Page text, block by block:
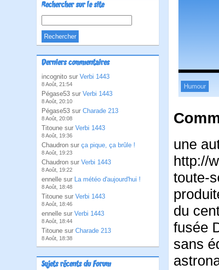
Rechercher sur le site
Derniers commentaires
incognito sur Verbi 1443
8 Août, 21:54
Pégase53 sur Verbi 1443
8 Août, 20:10
Pégase53 sur Charade 213
8 Août, 20:08
Titoune sur Verbi 1443
8 Août, 19:36
Chaudron sur ça pique, ça brûle !
8 Août, 19:23
Chaudron sur Verbi 1443
8 Août, 19:22
ennelle sur La météo d'aujourd'hui !
8 Août, 18:48
Titoune sur Verbi 1443
8 Août, 18:46
ennelle sur Verbi 1443
8 Août, 18:44
Titoune sur Charade 213
8 Août, 18:38
Sujets récents du Forum
Humour
une
http://
toute-
du
fusée
sans